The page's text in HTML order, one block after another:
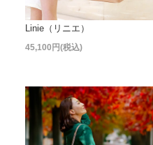
Linie（リニエ）
45,100円(税込)